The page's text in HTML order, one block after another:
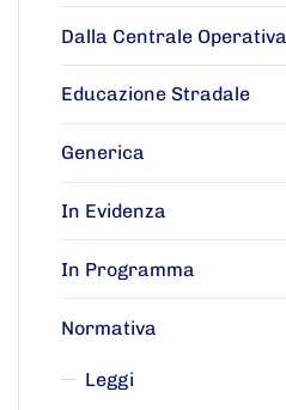
Dalla Centrale Operativa
Educazione Stradale
Generica
In Evidenza
In Programma
Normativa
Leggi